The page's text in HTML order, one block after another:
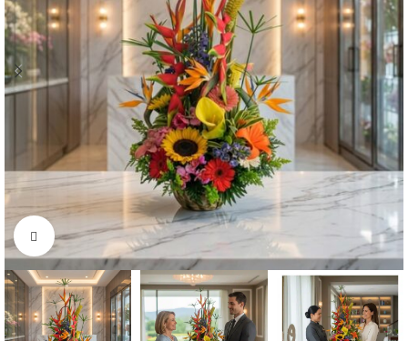
Click to enlarge